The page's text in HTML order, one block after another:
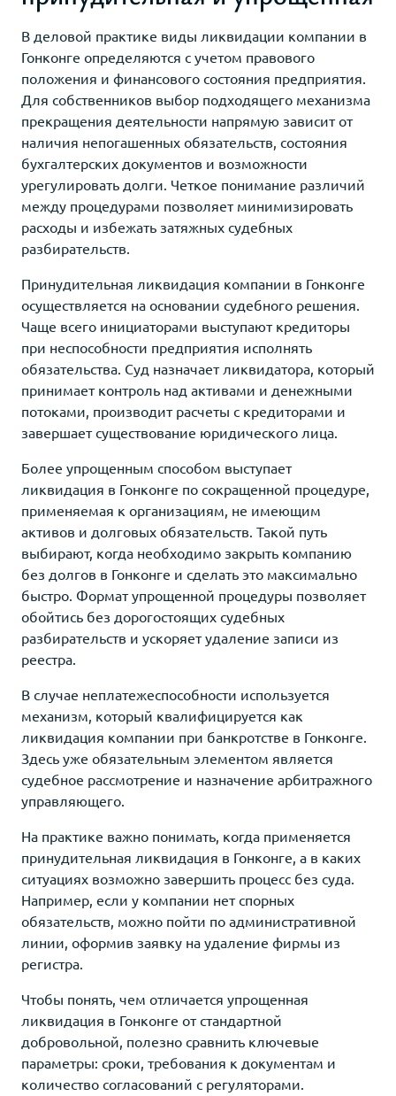
В деловой практике виды ликвидации компании в
Гонконге определяются с учетом правового
положения и финансового состояния предприятия.
Для собственников выбор подходящего механизма
прекращения деятельности напрямую зависит от
наличия непогашенных обязательств, состояния
бухгалтерских документов и возможности
урегулировать долги. Четкое понимание различий
между процедурами позволяет минимизировать
расходы и избежать затяжных судебных
разбирательств.
Принудительная ликвидация компании в Гонконге
осуществляется на основании судебного решения.
Чаще всего инициаторами выступают кредиторы
при неспособности предприятия исполнять
обязательства. Суд назначает ликвидатора, который
принимает контроль над активами и денежными
потоками, производит расчеты с кредиторами и
завершает существование юридического лица.
Более упрощенным способом выступает
ликвидация в Гонконге по сокращенной процедуре,
применяемая к организациям, не имеющим
активов и долговых обязательств. Такой путь
выбирают, когда необходимо закрыть компанию
без долгов в Гонконге и сделать это максимально
быстро. Формат упрощенной процедуры позволяет
обойтись без дорогостоящих судебных
разбирательств и ускоряет удаление записи из
реестра.
В случае неплатежеспособности используется
механизм, который квалифицируется как
ликвидация компании при банкротстве в Гонконге.
Здесь уже обязательным элементом является
судебное рассмотрение и назначение арбитражного
управляющего.
На практике важно понимать, когда применяется
принудительная ликвидация в Гонконге, а в каких
ситуациях возможно завершить процесс без суда.
Например, если у компании нет спорных
обязательств, можно пойти по административной
линии, оформив заявку на удаление фирмы из
регистра.
Чтобы понять, чем отличается упрощенная
ликвидация в Гонконге от стандартной
добровольной, полезно сравнить ключевые
параметры: сроки, требования к документам и
количество согласований с регуляторами.